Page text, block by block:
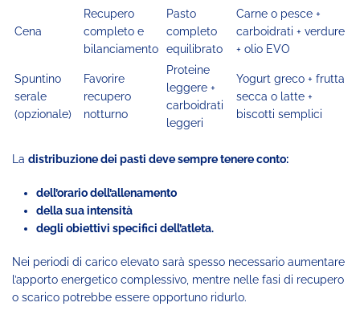
Cena
Recupero
completo e
bilanciamento
Pasto
completo
equilibrato
Carne o pesce +
carboidrati + verdure
+ olio EVO
Spuntino
serale
(opzionale)
Favorire
recupero
notturno
Proteine
leggere +
carboidrati
leggeri
Yogurt greco + frutta
secca o latte +
biscotti semplici
La distribuzione dei pasti deve sempre tenere conto:
dell’orario dell’allenamento
della sua intensità
degli obiettivi specifici dell’atleta.
Nei periodi di carico elevato sarà spesso necessario aumentare
l’apporto energetico complessivo, mentre nelle fasi di recupero
o scarico potrebbe essere opportuno ridurlo.